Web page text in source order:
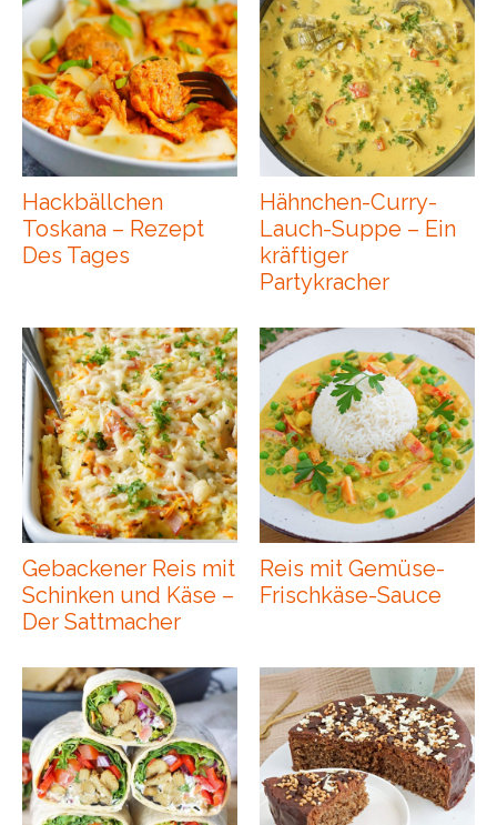
Hackbällchen
Toskana – Rezept
Des Tages
Hähnchen-Curry-
Lauch-Suppe – Ein
kräftiger
Partykracher
Gebackener Reis mit
Schinken und Käse –
Der Sattmacher
Reis mit Gemüse-
Frischkäse-Sauce